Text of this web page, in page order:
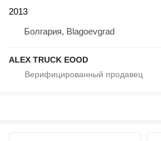
2013
Болгария, Blagoevgrad
ALEX TRUCK EOOD